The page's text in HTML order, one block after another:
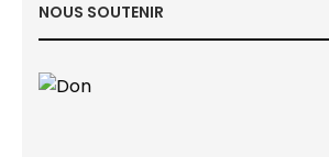
NOUS SOUTENIR